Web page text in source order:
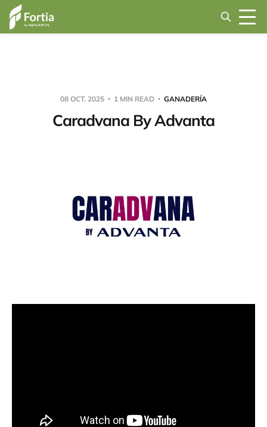
08 OCT. 2025 1 MIN READ GANADERÍA
Caradvana By Advanta